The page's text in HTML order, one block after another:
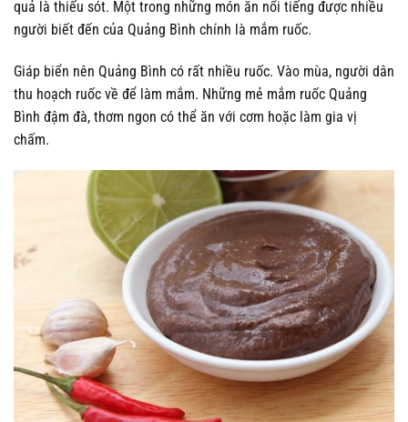
quả là thiếu sót. Một trong những món ăn nổi tiếng được nhiều
người biết đến của Quảng Bình chính là mắm ruốc.
Giáp biển nên Quảng Bình có rất nhiều ruốc. Vào mùa, người dân
thu hoạch ruốc về để làm mắm. Những mẻ mắm ruốc Quảng
Bình đậm đà, thơm ngon có thể ăn với cơm hoặc làm gia vị
chấm.